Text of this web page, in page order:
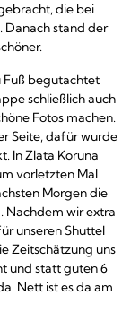
die bei
Danach stand der
Fuß begutachtet
schließlich auch
Fotos machen.
Seite, dafür wurde
In Zlata Koruna
vorletzten Mal
Morgen die
Nachdem wir extra
unseren Shuttel
Zeitschätzung uns
und statt guten 6
Nett ist es da am